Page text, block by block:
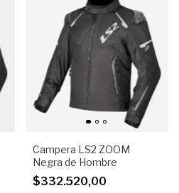
Campera LS2 ZOOM
Negra de Hombre
$332.520,00